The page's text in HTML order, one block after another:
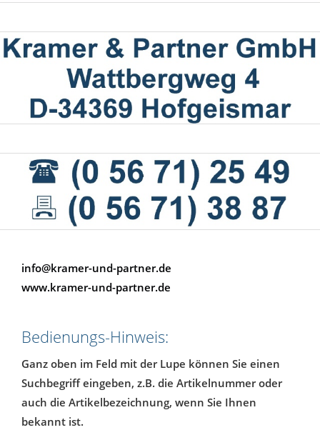
info@kramer-und-partner.de
www.kramer-und-partner.de
Bedienungs-Hinweis:
Ganz oben im Feld mit der Lupe können Sie einen
Suchbegriff eingeben, z.B. die Artikelnummer oder
auch die Artikelbezeichnung, wenn Sie Ihnen
bekannt ist.